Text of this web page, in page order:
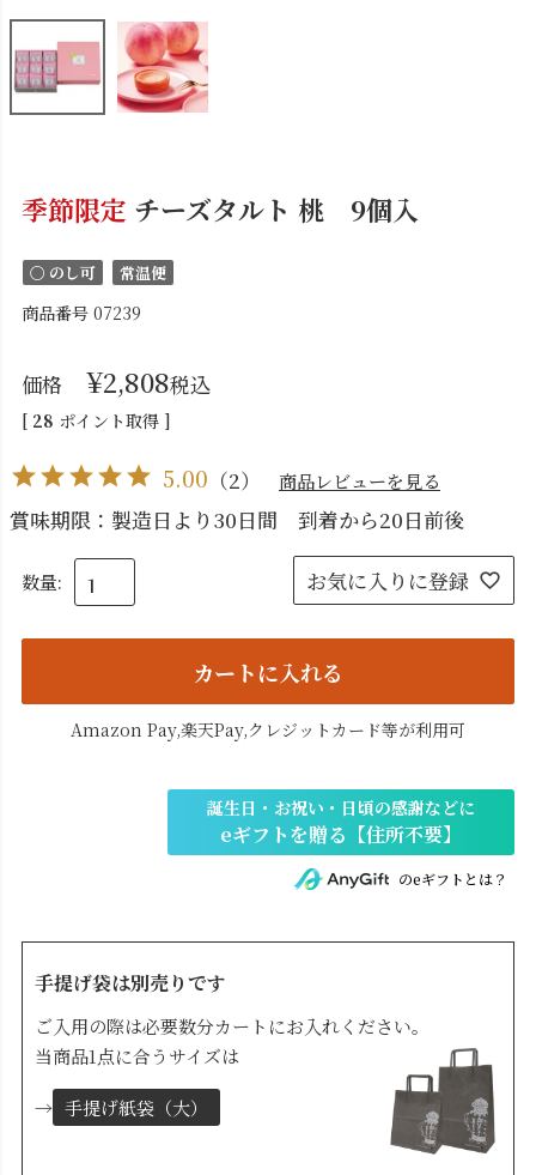
季節限定 チーズタルト 桃 9個入
〇 のし可 常温便
商品番号 07239
価格 ¥2,808税込
[ 28 ポイント取得 ]
5.00 （2） 商品レビューを見る
賞味期限：製造日より30日間 到着から20日前後
お気に入りに登録
カートに入れる
Amazon Pay,楽天Pay,クレジットカード等が利用可
のeギフトとは？
手提げ袋は別売りです
ご入用の際は必要数分カートにお入れください。
当商品1点に合うサイズは
→ 手提げ紙袋（大）